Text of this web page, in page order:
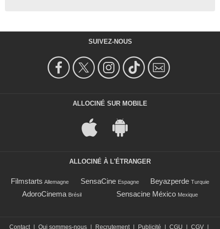
SUIVEZ-NOUS
ALLOCINÉ SUR MOBILE
ALLOCINÉ À L'ÉTRANGER
Filmstarts Allemagne SensaCine Espagne Beyazperde Turquie
AdoroCinema Brésil Sensacine México Mexique
Contact | Qui sommes-nous | Recrutement | Publicité | CGU | CGV |